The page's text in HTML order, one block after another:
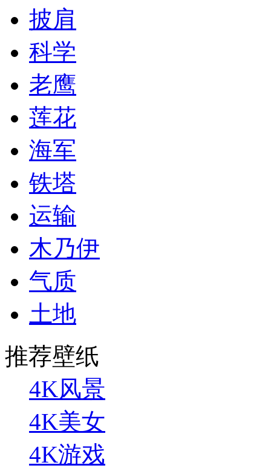
披肩
科学
老鹰
莲花
海军
铁塔
运输
木乃伊
气质
土地
推荐壁纸
4K风景
4K美女
4K游戏